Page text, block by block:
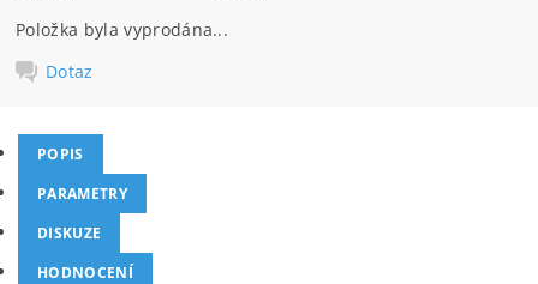
Položka byla vyprodána...
Dotaz
POPIS
PARAMETRY
DISKUZE
HODNOCENÍ